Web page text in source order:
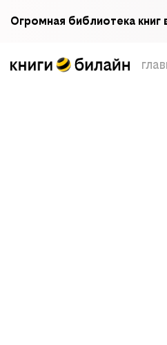
Огромная библиотека книг